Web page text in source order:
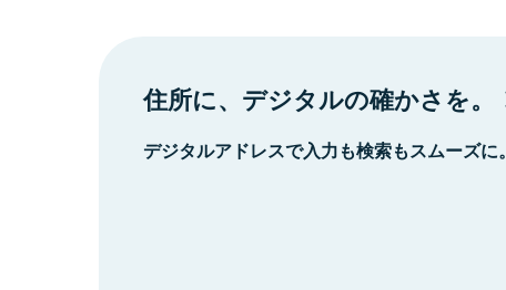
住所に、デジタルの確かさを。
デジタルアドレスで入力も検索もスムーズに。